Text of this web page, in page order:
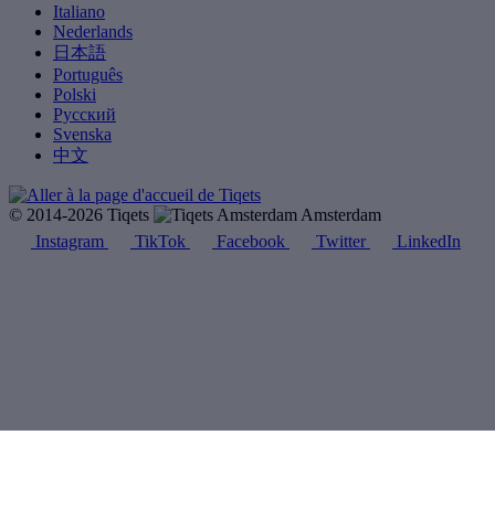
Italiano
Nederlands
日本語
Português
Polski
Русский
Svenska
中文
© 2014-2026 Tiqets
Amsterdam
Instagram
TikTok Facebook Twitter LinkedIn